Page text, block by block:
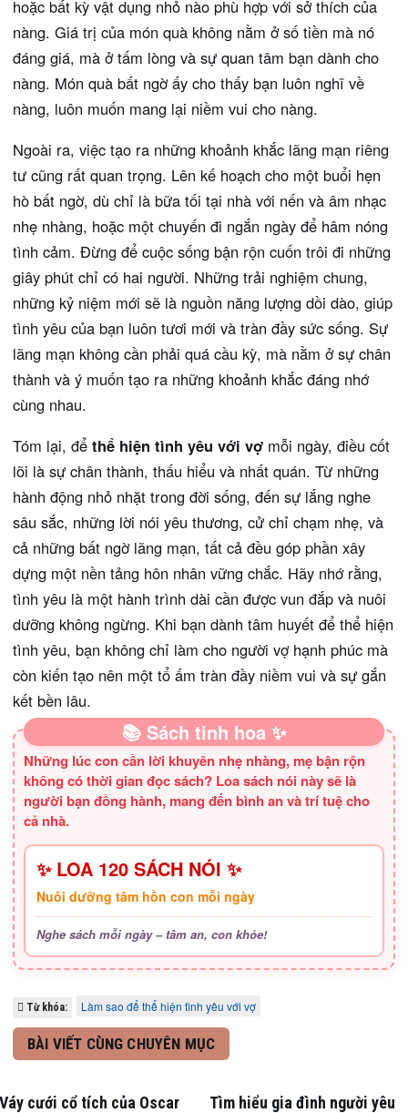
hoặc bất kỳ vật dụng nhỏ nào phù hợp với sở thích của
nàng. Giá trị của món quà không nằm ở số tiền mà nó
đáng giá, mà ở tấm lòng và sự quan tâm bạn dành cho
nàng. Món quà bất ngờ ấy cho thấy bạn luôn nghĩ về
nàng, luôn muốn mang lại niềm vui cho nàng.
Ngoài ra, việc tạo ra những khoảnh khắc lãng mạn riêng
tư cũng rất quan trọng. Lên kế hoạch cho một buổi hẹn
hò bất ngờ, dù chỉ là bữa tối tại nhà với nến và âm nhạc
nhẹ nhàng, hoặc một chuyến đi ngắn ngày để hâm nóng
tình cảm. Đừng để cuộc sống bận rộn cuốn trôi đi những
giây phút chỉ có hai người. Những trải nghiệm chung,
những kỷ niệm mới sẽ là nguồn năng lượng dồi dào, giúp
tình yêu của bạn luôn tươi mới và tràn đầy sức sống. Sự
lãng mạn không cần phải quá cầu kỳ, mà nằm ở sự chân
thành và ý muốn tạo ra những khoảnh khắc đáng nhớ
cùng nhau.
Tóm lại, để thể hiện tình yêu với vợ mỗi ngày, điều cốt
lõi là sự chân thành, thấu hiểu và nhất quán. Từ những
hành động nhỏ nhặt trong đời sống, đến sự lắng nghe
sâu sắc, những lời nói yêu thương, cử chỉ chạm nhẹ, và
cả những bất ngờ lãng mạn, tất cả đều góp phần xây
dựng một nền tảng hôn nhân vững chắc. Hãy nhớ rằng,
tình yêu là một hành trình dài cần được vun đắp và nuôi
dưỡng không ngừng. Khi bạn dành tâm huyết để thể hiện
tình yêu, bạn không chỉ làm cho người vợ hạnh phúc mà
còn kiến tạo nên một tổ ấm tràn đầy niềm vui và sự gắn
kết bền lâu.
📚 Sách tinh hoa ✨
Những lúc con cần lời khuyên nhẹ nhàng, mẹ bận rộn
không có thời gian đọc sách? Loa sách nói này sẽ là
người bạn đồng hành, mang đến bình an và trí tuệ cho
cả nhà.
✨ LOA 120 SÁCH NÓI ✨
Nuôi dưỡng tâm hồn con mỗi ngày
Nghe sách mỗi ngày – tâm an, con khỏe!
Từ khóa: Làm sao để thể hiện tình yêu với vợ
BÀI VIẾT CÙNG CHUYÊN MỤC
Váy cưới cổ tích của Oscar
Tìm hiểu gia đình người yêu